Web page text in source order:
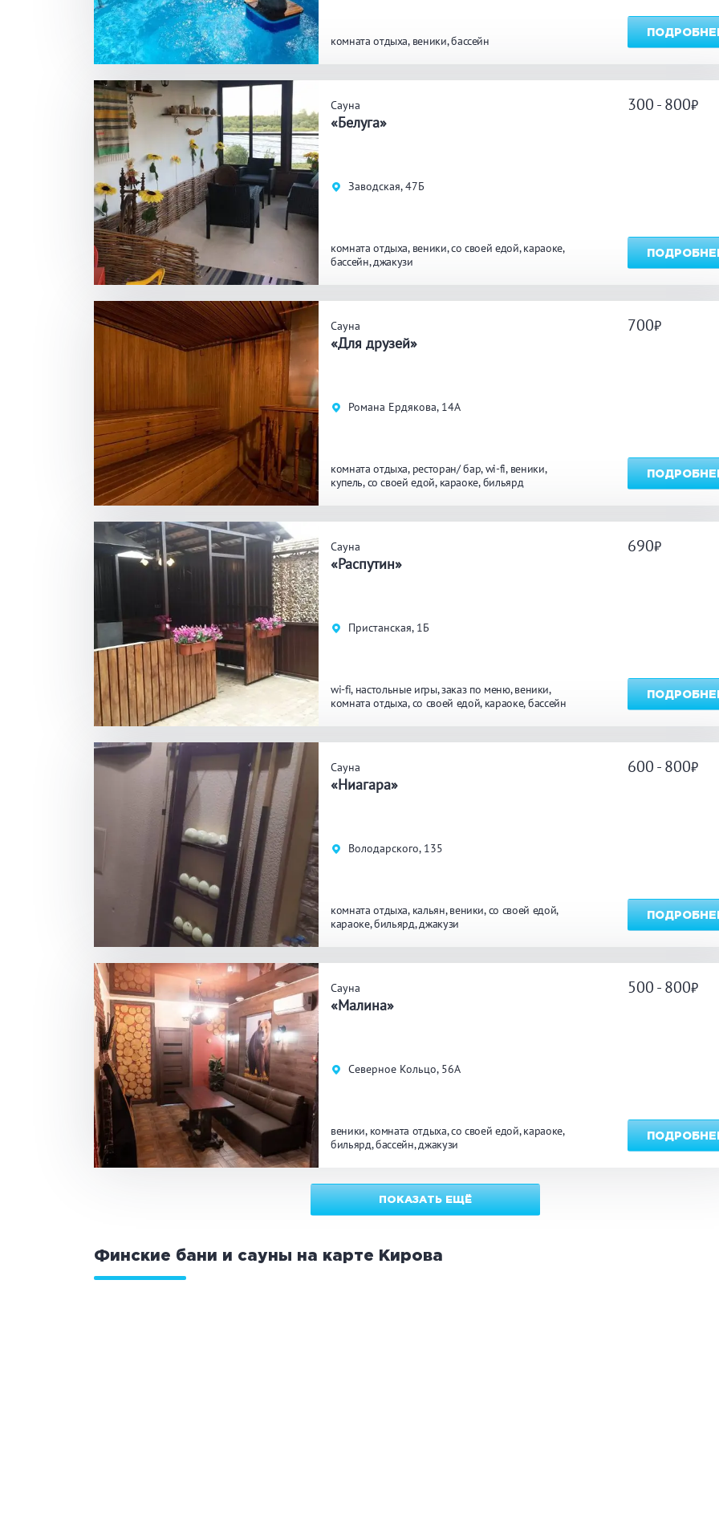
комната отдыха веники бассейн
Сауна
«Белуга»
Заводская, 47Б
комната отдыха веники со своей едой караоке
бассейн джакузи
300 - 800
Сауна
«Для друзей»
Романа Ердякова, 14А
комната отдыха ресторан/ бар wi-fi веники
купель со своей едой караоке бильярд
700
Сауна
«Распутин»
Пристанская, 1Б
wi-fi настольные игры заказ по меню веники
комната отдыха со своей едой караоке бассейн
690
Сауна
«Ниагара»
Володарского, 135
комната отдыха кальян веники со своей едой
караоке бильярд джакузи
600 - 800
Сауна
«Малина»
Северное Кольцо, 56А
веники комната отдыха со своей едой караоке
бильярд бассейн джакузи
500 - 800
ПОКАЗАТЬ ЕЩЁ
Финские бани и сауны на карте Кирова